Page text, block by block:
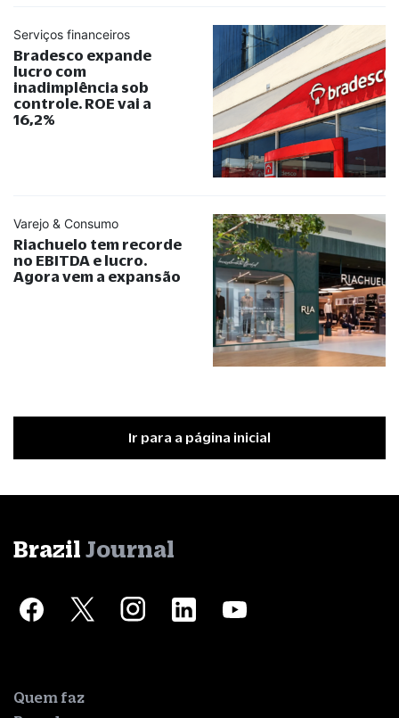
Serviços financeiros
Bradesco expande
lucro com
inadimplência sob
controle. ROE vai a
16,2%
Varejo & Consumo
Riachuelo tem recorde
no EBITDA e lucro.
Agora vem a expansão
Ir para a página inicial
Brazil Journal
Quem faz